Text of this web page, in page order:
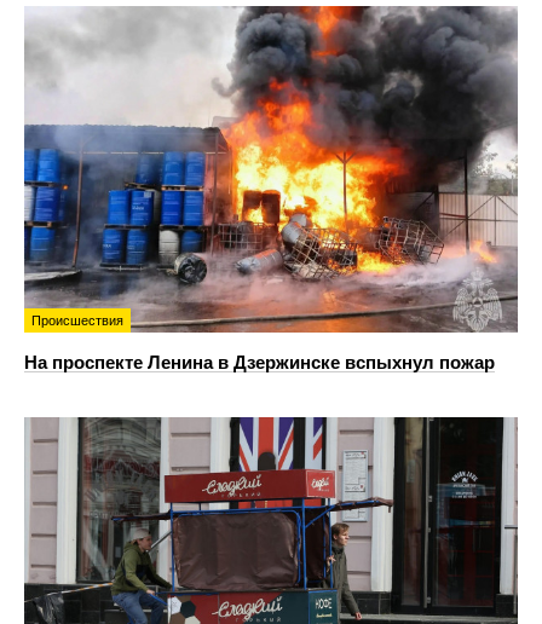
Происшествия
На проспекте Ленина в Дзержинске вспыхнул пожар